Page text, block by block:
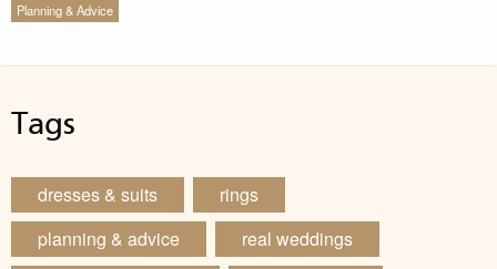
Planning & Advice
Tags
dresses & suits
rings
planning & advice
real weddings